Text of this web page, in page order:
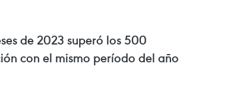
de 2023 superó los 500
con el mismo período del año